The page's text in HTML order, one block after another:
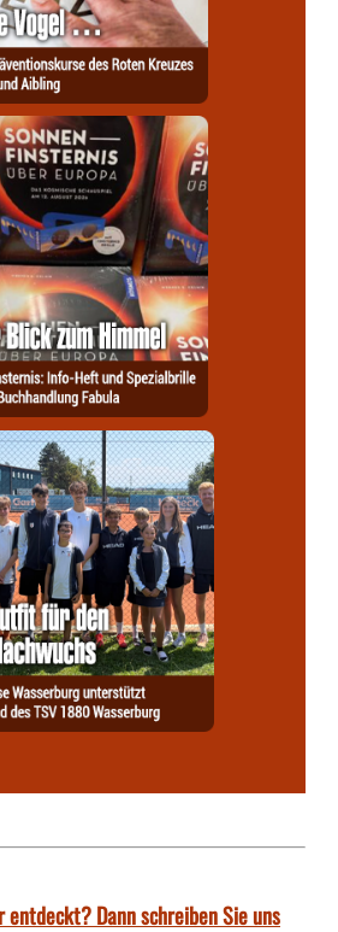
entdeckt? Dann schreiben Sie uns